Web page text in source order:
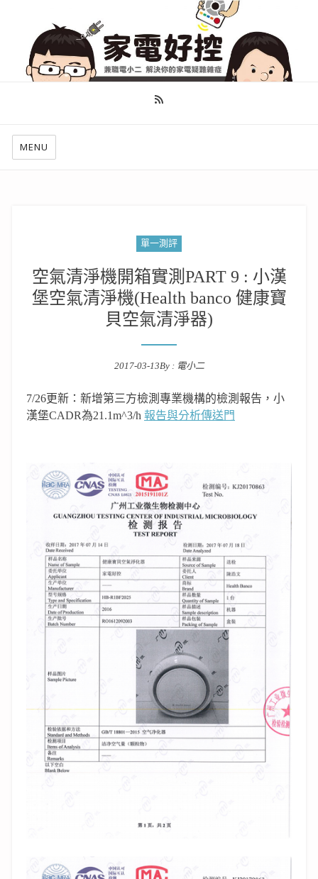
幫你做好功課，看了就知怎麼找出適合自己的家電
MENU
單一測評
空氣清淨機開箱實測PART 9 : 小漢
堡空氣清淨機(Health banco 健康寶
貝空氣清淨器)
2017-03-13By : 電小二
7/26更新：新增第三方檢測專業機構的檢測報告，小
漢堡CADR為21.1m^3/h 報告與分析傳送門